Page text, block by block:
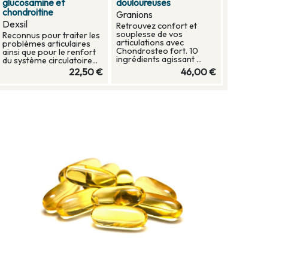
glucosamine et
chondroitine
Dexsil
Reconnus pour traiter les
problèmes articulaires
ainsi que pour le renfort
du système circulatoire...
22,50 €
douloureuses
Granions
Retrouvez confort et
souplesse de vos
articulations avec
Chondrosteo fort. 10
ingrédients agissant ...
46,00 €